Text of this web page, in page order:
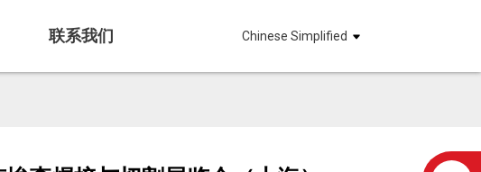
联系我们 Chinese Simplified